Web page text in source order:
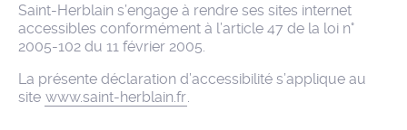
Saint-Herblain s’engage à rendre ses sites internet
accessibles conformément à l’article 47 de la loi n°
2005-102 du 11 février 2005.
La présente déclaration d’accessibilité s’applique au
site www.saint-herblain.fr.